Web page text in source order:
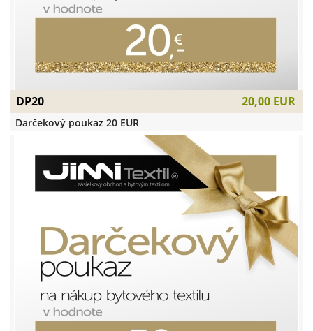
DP20 20,00 EUR
Darčekový poukaz 20 EUR